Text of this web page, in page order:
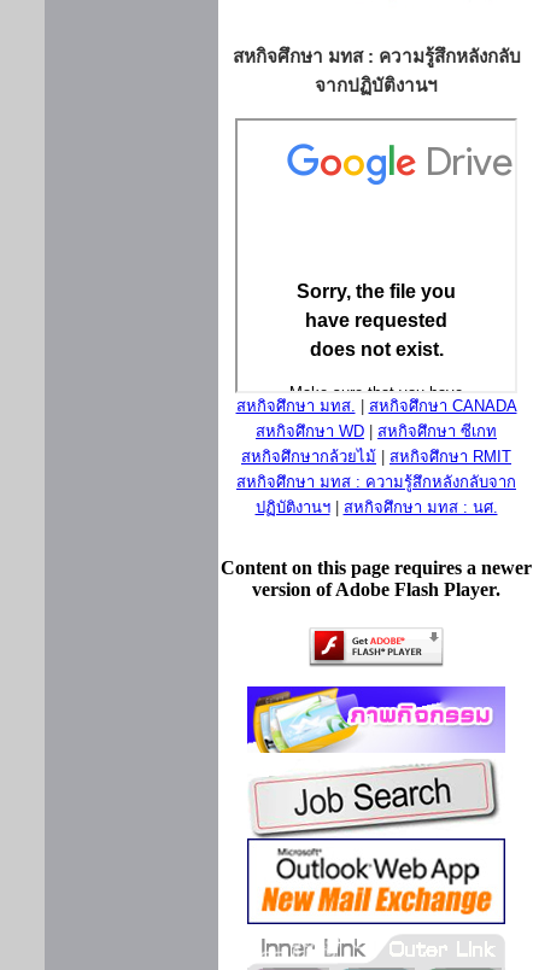
สหกิจศึกษา มทส : ความรู้สึกหลังกลับ
จากปฏิบัติงานฯ
สหกิจศึกษา มทส.
สหกิจศึกษา CANADA
สหกิจศึกษา WD
สหกิจศึกษา ซีเกท
สหกิจศึกษากล้วยไม้
สหกิจศึกษา RMIT
สหกิจศึกษา มทส : ความรู้สึกหลังกลับจาก
ปฏิบัติงานฯ| สหกิจศึกษา มทส : นศ.
Content on this page requires a newer
version of Adobe Flash Player.